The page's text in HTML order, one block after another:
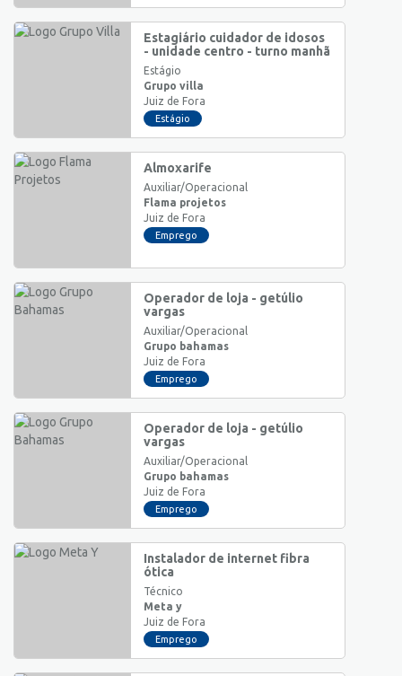
Estagiário cuidador de idosos
- unidade centro - turno manhã
Estágio
Grupo villa
Juiz de Fora
Estágio
Almoxarife
Auxiliar/Operacional
Flama projetos
Juiz de Fora
Emprego
Operador de loja - getúlio
vargas
Auxiliar/Operacional
Grupo bahamas
Juiz de Fora
Emprego
Operador de loja - getúlio
vargas
Auxiliar/Operacional
Grupo bahamas
Juiz de Fora
Emprego
Instalador de internet fibra
ótica
Técnico
Meta y
Juiz de Fora
Emprego